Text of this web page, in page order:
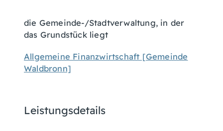
die Gemeinde-/Stadtverwaltung, in der
das Grundstück liegt
Allgemeine Finanzwirtschaft [Gemeinde
Waldbronn]
Leistungsdetails